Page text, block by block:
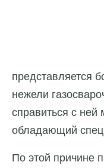
представляется
нежели
справиться с ней
обладающий
По этой причине